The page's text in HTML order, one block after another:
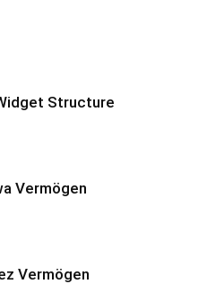
Structure
Vermögen
Vermögen